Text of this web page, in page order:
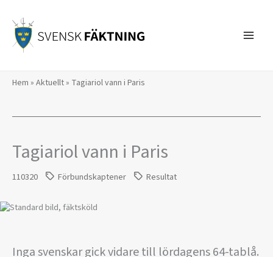
innehåll
Hem » Aktuellt» Tagiariol vann i Paris
Tagiariol vann i Paris
110320 Förbundskaptener Resultat
Inga svenskar gick vidare till lördagens 64-tablå.